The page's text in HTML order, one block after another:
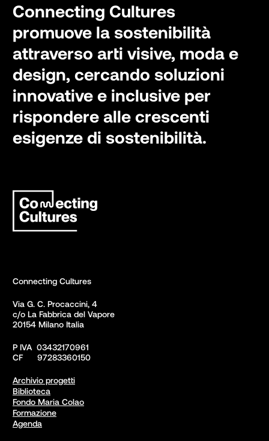
Connecting Cultures
promuove la sostenibilità
attraverso arti visive, moda e
design, cercando soluzioni
innovative e inclusive per
rispondere alle crescenti
esigenze di sostenibilità.
Connecting Cultures
Via G. C. Procaccini, 4
c/o La Fabbrica del Vapore
20154 Milano Italia
P IVA  03432170961
CF      97283360150
Archivio progetti
Biblioteca
Fondo Maria Colao
Formazione
Agenda